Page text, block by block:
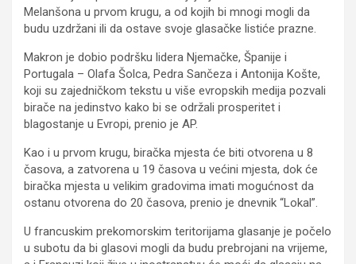
Melanšona u prvom krugu, a od kojih bi mnogi mogli da
budu uzdržani ili da ostave svoje glasačke listiće prazne.
Makron je dobio podršku lidera Njemačke, Španije i
Portugala – Olafa Šolca, Pedra Sančeza i Antonija Košte,
koji su zajedničkom tekstu u više evropskih medija pozvali
birače na jedinstvo kako bi se održali prosperitet i
blagostanje u Evropi, prenio je AP.
Kao i u prvom krugu, biračka mjesta će biti otvorena u 8
časova, a zatvorena u 19 časova u većini mjesta, dok će
biračka mjesta u velikim gradovima imati mogućnost da
ostanu otvorena do 20 časova, prenio je dnevnik “Lokal”.
U francuskim prekomorskim teritorijama glasanje je počelo
u subotu da bi glasovi mogli da budu prebrojani na vrijeme,